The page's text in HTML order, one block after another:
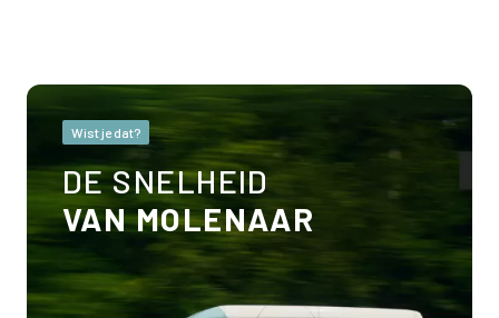
Wist je dat?
DE SNELHEID
VAN MOLENAAR